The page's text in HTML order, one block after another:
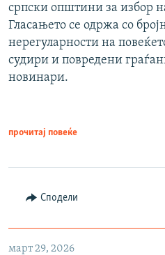
српски општини за избор
Гласањето се одржа со
нерегуларности на
судири и повредени
новинари.
прочитај повеќе
Сподели
март 29, 2026